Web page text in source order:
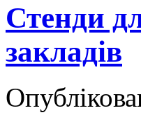
Стенди
закладів